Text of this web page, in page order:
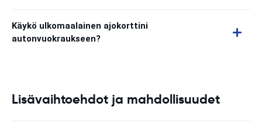
Käykö ulkomaalainen ajokorttini
autonvuokraukseen?
Lisävaihtoehdot ja mahdollisuudet